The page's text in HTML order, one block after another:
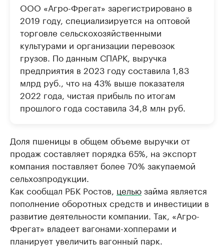
ООО «Агро-Фрегат» зарегистрировано в
2019 году, специализируется на оптовой
торговле сельскохозяйственными
культурами и организации перевозок
грузов. По данным СПАРК, выручка
предприятия в 2023 году составила 1,83
млрд руб., что на 43% выше показателя
2022 года, чистая прибыль по итогам
прошлого года составила 34,8 млн руб.
Доля пшеницы в общем объеме выручки от
продаж составляет порядка 65%, на экспорт
компания поставляет более 70% закупаемой
сельхозпродукции.
Как сообщал РБК Ростов, цельюзайма является
пополнение оборотных средств и инвестиции в
развитие деятельности компании. Так, «Агро-
Фрегат» владеет вагонами-хопперами и
планирует увеличить вагонный парк.